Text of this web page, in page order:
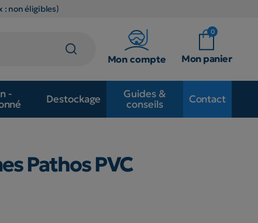
: non éligibles)
Mon compte
0
Mon panier
-
Destockage
Guides &
conseils
Contact
Pathos PVC